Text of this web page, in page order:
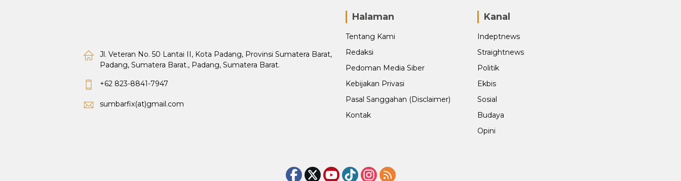
Jl. Veteran No. 50 Lantai II, Kota Padang, Provinsi Sumatera Barat,
Padang, Sumatera Barat., Padang, Sumatera Barat.
+62 823-8841-7947
sumbarfix(at)gmail.com
Halaman
Tentang Kami
Redaksi
Pedoman Media Siber
Kebijakan Privasi
Pasal Sanggahan (Disclaimer)
Kontak
Kanal
Indeptnews
Straightnews
Politik
Ekbis
Sosial
Budaya
Opini